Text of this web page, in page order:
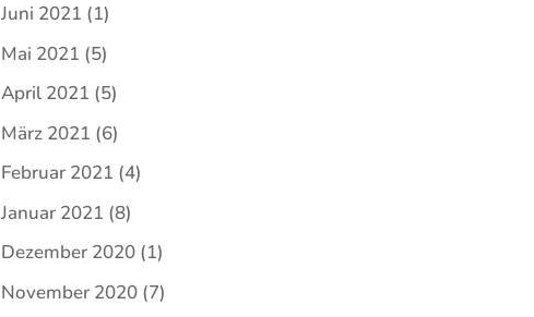
Juni 2021 (1)
Mai 2021 (5)
April 2021 (5)
März 2021 (6)
Februar 2021 (4)
Januar 2021 (8)
Dezember 2020(1)
November 2020(7)